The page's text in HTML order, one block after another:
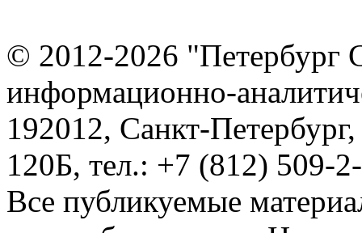
© 2012-2026 "Петербург
информационно-
192012, Санкт-
120Б, тел.: +7 (812) 509-
Все публикуемые